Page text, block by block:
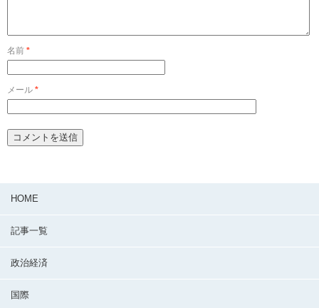
名前 *
メール *
HOME
記事一覧
政治経済
国際